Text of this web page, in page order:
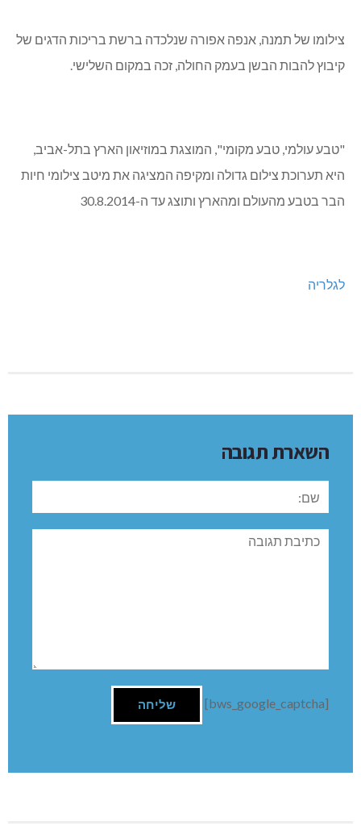
צילומו של תמנה, אנפה אפורה שנלכדה ברשת בריכות הדגים של
קיבוץ להבות הבשן בעמק החולה, זכה במקום השלישי.
"טבע עולמי, טבע מקומי", המוצגת במוזיאון הארץ בתל-אביב,
היא תערוכת צילום גדולה ומקיפה המציגה את מיטב צילומי חיות
הבר בטבע מהעולם ומהארץ ותוצג עד ה-30.8.2014
לגלריה
השארת תגובה
תגובה
[bws_google_captcha]